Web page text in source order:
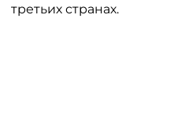
третьих странах.